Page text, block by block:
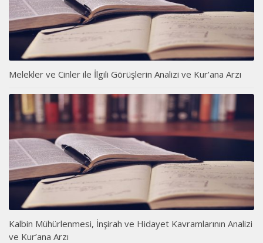
Melekler ve Cinler ile İlgili Görüşlerin Analizi ve Kur’ana Arzı
Kalbin Mühürlenmesi, İnşirah ve Hidayet Kavramlarının Analizi
ve Kur’ana Arzı